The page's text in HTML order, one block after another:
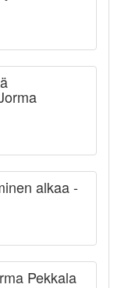
alkaa -
Pekkala